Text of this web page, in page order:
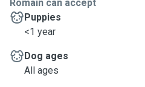
Romain can accept
Puppies
<1 year
Dog ages
All ages